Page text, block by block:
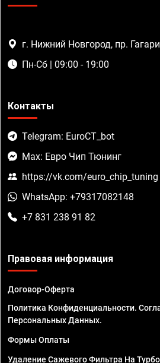
г. Нижний Новгород, пр.
Пн-Сб | 09:00 - 19:00
Контакты
Telegram: EuroCT_bot
Max: Евро Чип Тюнинг
https://vk.com/euro_chip_tuning
WhatsApp: +79317082148
+7 831 238 91 82
Правовая информация
Договор-Оферта
Политика Конфиденциальности.
Персональных Данных.
Формы Оплаты
Удаление Сажевого Фильтра На